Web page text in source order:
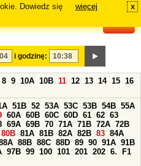
Dowiedz się
więcej x
i godzinę:
8 9 10A 10B 11 12 13 14 15 16
51B 52 53A 53C 53B 54B 55A
60A 60B 60C 60D 61 62 63
69A 69B 70 71A 71B 72A 72B
80B 81A 81B 82A 82B 83 84A
88B 88C 88D 89 90 91A 91B
97B 99 100 101 201 202 6.
F1